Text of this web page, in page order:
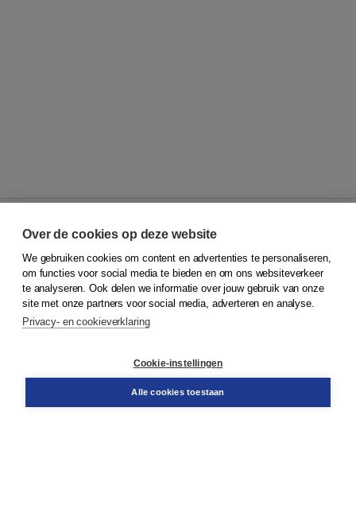
© 2026Koninklijke Boom uitgevers
Klantenservice
Service & informatie
Contact
Over de cookies op deze website
We gebruiken cookies om content en advertenties te personaliseren,
om functies voor social media te bieden en om ons websiteverkeer
te analyseren. Ook delen we informatie over jouw gebruik van onze
site met onze partners voor social media, adverteren en analyse.
Privacy- en cookieverklaring
Cookie-instellingen
Alle cookies toestaan